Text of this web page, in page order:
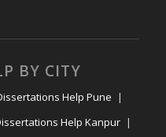
BY CITY
Help Pune
Help Kanpur